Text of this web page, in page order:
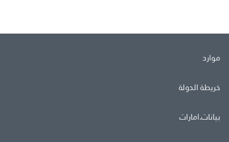
موارد
خريطة الدولة
بيانات.امارات